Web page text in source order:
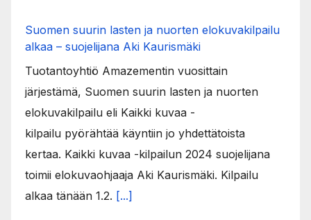
Suomen suurin lasten ja nuorten elokuvakilpailu
alkaa – suojelijana Aki Kaurismäki
Tuotantoyhtiö Amazementin vuosittain
järjestämä, Suomen suurin lasten ja nuorten
elokuvakilpailu eli Kaikki kuvaa -
kilpailu pyörähtää käyntiin jo yhdettätoista
kertaa. Kaikki kuvaa -kilpailun 2024 suojelijana
toimii elokuvaohjaaja Aki Kaurismäki. Kilpailu
alkaa tänään 1.2. [...]